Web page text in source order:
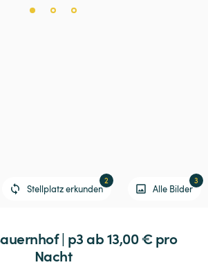
Alle Bilder
3
Stellplatz erkunden
2
| p3 ab 13,00 € pro
Nacht